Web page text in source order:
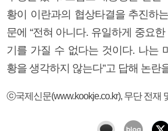
황이 이란과의 협상타결을 추진하
문에 “전혀 아니다. 유일하게 중요
기를 가질 수 없다는 것이다. 나는
황을 생각하지 않는다”고 답해 논란
ⓒ국제신문(www.kookje.co.kr), 무단 전재